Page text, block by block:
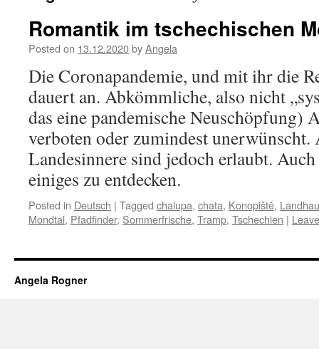
Romantik im tschechischen
Posted on 13.12.2020byAngela
Die Coronapandemie, und mit ihr die
dauert an. Abkömmliche, also nicht
das eine pandemische Neuschöpfung)
verboten oder zumindest unerwünscht.
Landesinnere sind jedoch erlaubt.
einiges zu entdecken.
Posted in Deutsch | Tagged chalupa, chata, Konopiště,
Mondtal, Pfadfinder, Sommerfrische, Tramp, Tschechien |
Angela Rogner